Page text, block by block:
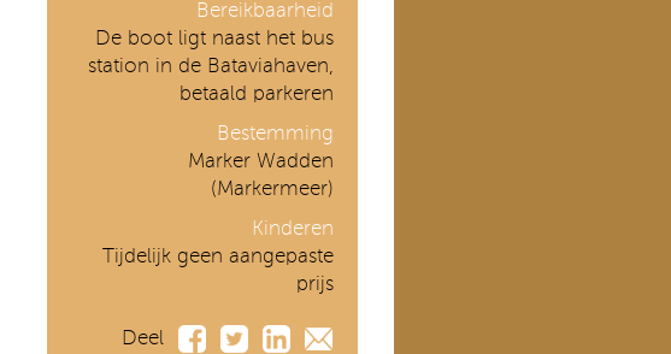
Bereikbaarheid
De boot ligt naast het bus
station in de Bataviahaven,
betaald parkeren
Bestemming
Marker Wadden
(Markermeer)
Kinderen
Tijdelijk geen aangepaste
prijs
Deel